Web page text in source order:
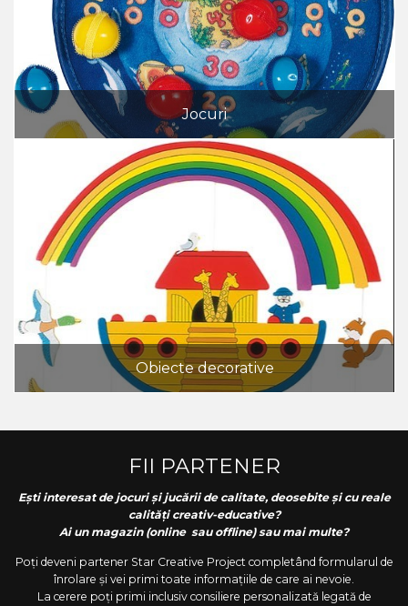
Jocuri
Obiecte decorative
FII PARTENER
Ești interesat de jocuri și jucării de calitate, deosebite și cu reale
calități creativ-educative?
Ai un magazin (online sau offline) sau mai multe?
Poți deveni partener Star Creative Project completând formularul de
înrolare și vei primi toate informațiile de care ai nevoie.
La cerere poți primi inclusiv consiliere personalizată legată de